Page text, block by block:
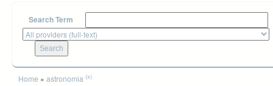
Search Term
You are here
Home » astronomia (x)